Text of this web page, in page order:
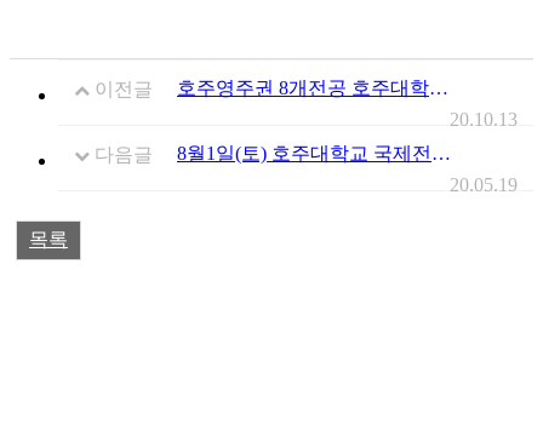
이전글
호주영주권 8개전공 호주대학교 IT 2학년 편입보장 프로그램
20.10.13
다음글
8월1일(토) 호주대학교 국제전형 입학설명회
20.05.19
목록